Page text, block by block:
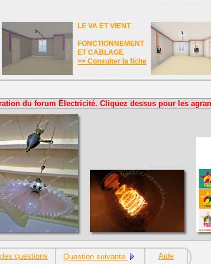
LE VA ET VIENT
FONCTIONNEMENT
ET CABLAGE
>> Consulter la fiche
du forum Électricité. Cliquez dessus pour les
questions Question suivante Aide